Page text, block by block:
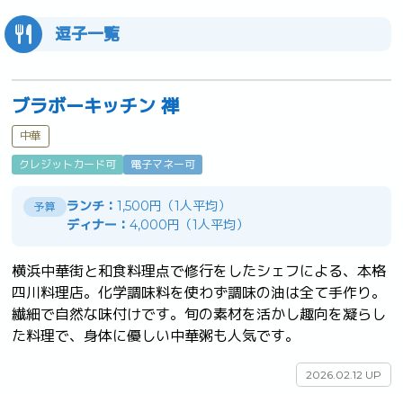
逗子一覧
ブラボーキッチン 禅
中華
クレジットカード可 電子マネー可
予算 ランチ：1,500円（1人平均）
ディナー：4,000円（1人平均）
横浜中華街と和食料理点で修行をしたシェフによる、本格
四川料理店。化学調味料を使わず調味の油は全て手作り。
繊細で自然な味付けです。旬の素材を活かし趣向を凝らし
2026.02.12 UP